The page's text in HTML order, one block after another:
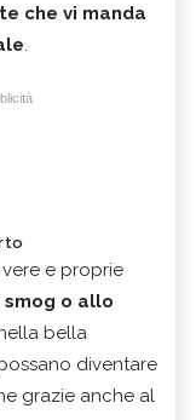
che vi manda
.
e proprie
o allo
bella
diventare
grazie anche al